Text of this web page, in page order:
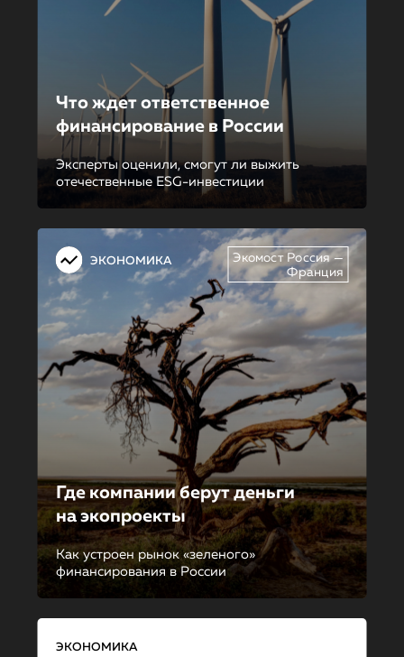
Что ждет ответственное
финансирование в России
Эксперты оценили, смогут ли выжить
отечественные ESG-инвестиции
ЭКОНОМИКА
Экомост Россия —
Франция
Где компании берут деньги
на экопроекты
Как устроен рынок «зеленого»
финансирования в России
ЭКОНОМИКА